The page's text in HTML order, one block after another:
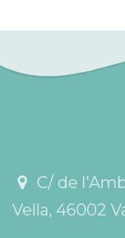
C/ de
Vella, 46002